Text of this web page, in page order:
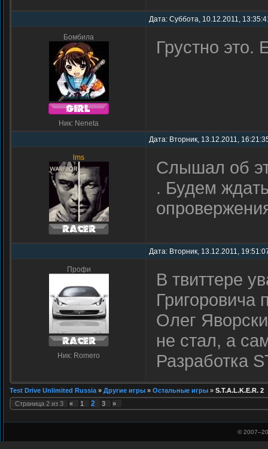
Дата: Суббота, 10.12.2011,
Бомбила
Ник: Neneta
Грустно это.
Дата: Вторник, 13.12.2011,
lms
Слышaл об
. Будeм
Дата: Вторник, 13.12.2011,
Профи
Ник: Romero
В твиттере
Григоровича
Олег
не стал, а
Разработка
Test Drive Unlimited Russia » Другие игры » Остальные игры » S.T.A.L.K.E.R. 2
Страница 2 из 3 « 1 2 3 »
© 2007–